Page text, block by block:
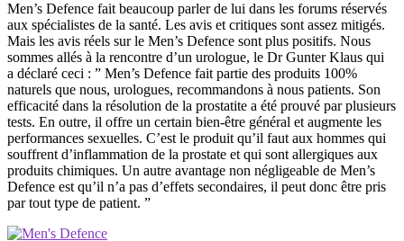
Men’s Defence fait beaucoup parler de lui dans les forums réservés
aux spécialistes de la santé. Les avis et critiques sont assez mitigés.
Mais les avis réels sur le Men’s Defence sont plus positifs. Nous
sommes allés à la rencontre d’un urologue, le Dr Gunter Klaus qui
a déclaré ceci : ” Men’s Defence fait partie des produits 100%
naturels que nous, urologues, recommandons à nous patients. Son
efficacité dans la résolution de la prostatite a été prouvé par plusieurs
tests. En outre, il offre un certain bien-être général et augmente les
performances sexuelles. C’est le produit qu’il faut aux hommes qui
souffrent d’inflammation de la prostate et qui sont allergiques aux
produits chimiques. Un autre avantage non négligeable de Men’s
Defence est qu’il n’a pas d’effets secondaires, il peut donc être pris
par tout type de patient. ”